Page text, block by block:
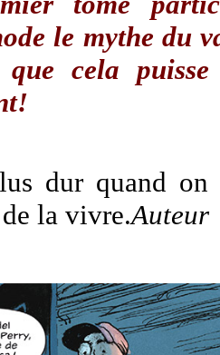
le mythe du
que cela
dur quand on
de la vivre.Auteur